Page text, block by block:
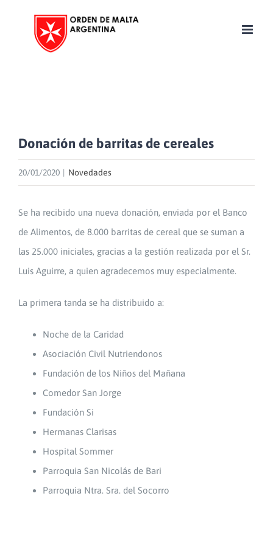
Donación de barritas de cereales
20/01/2020 Novedades
Se ha recibido una nueva donación, enviada por el Banco
de Alimentos, de 8.000 barritas de cereal que se suman a
las 25.000 iniciales, gracias a la gestión realizada por el Sr.
Luis Aguirre, a quien agradecemos muy especialmente.
La primera tanda se ha distribuido a:
Noche de la Caridad
Asociación Civil Nutriendonos
Fundación de los Niños del Mañana
Comedor San Jorge
Fundación Si
Hermanas Clarisas
Hospital Sommer
Parroquia San Nicolás de Bari
Parroquia Ntra. Sra. del Socorro